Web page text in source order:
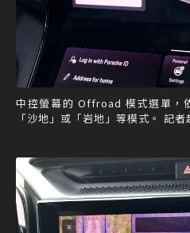
中控螢幕的 Offroad 模式選單，
「沙地」或「岩地」等模式。 記